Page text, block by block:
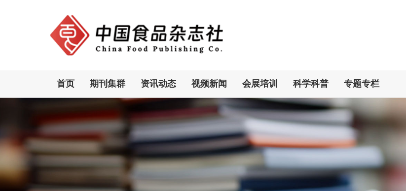
首页 期刊集群 资讯动态 视频新闻 会展培训 科学科普 专题专栏